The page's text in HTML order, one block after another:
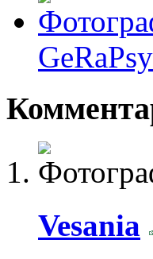
Vesania